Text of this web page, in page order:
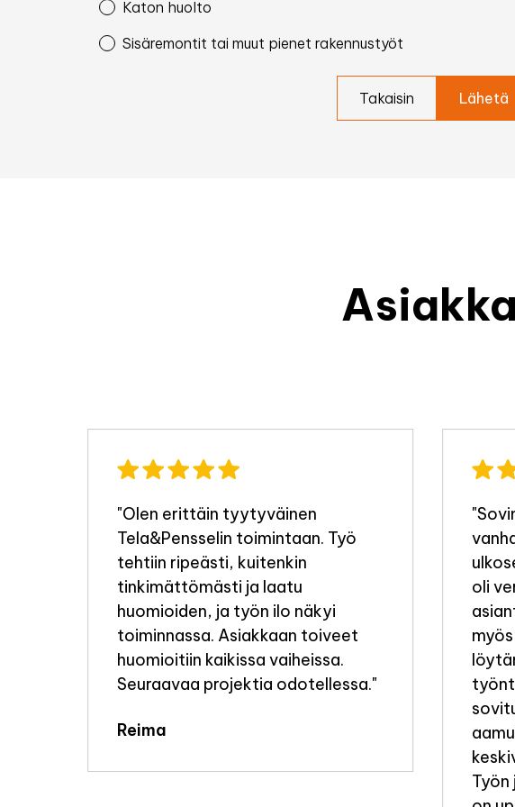
Katon huolto
Sisäremontit tai muut pienet rakennustyöt
Takaisin
"Olen erittäin tyytyväinen
Tela&Pensselin toimintaan. Työ
tehtiin ripeästi, kuitenkin
tinkimättömästi ja laatu
huomioiden, ja työn ilo näkyi
toiminnassa. Asiakkaan toiveet
huomioitiin kaikissa vaiheissa.
Seuraavaa projektia odotellessa."
Reima
oli